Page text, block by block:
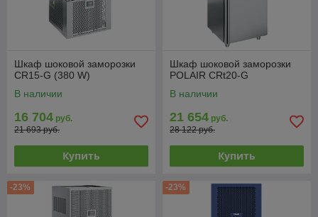
Шкаф шоковой заморозки
CR15-G (380 W)
В наличии
16 704 руб.
21 693 руб.
Купить
Шкаф шоковой заморозки
POLAIR CRt20-G
В наличии
21 654 руб.
28 122 руб.
Купить
-23% -23%